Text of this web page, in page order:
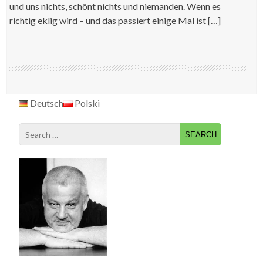
und uns nichts, schönt nichts und niemanden. Wenn es
richtig eklig wird – und das passiert einige Mal ist […]
Deutsch Polski
Search
for: